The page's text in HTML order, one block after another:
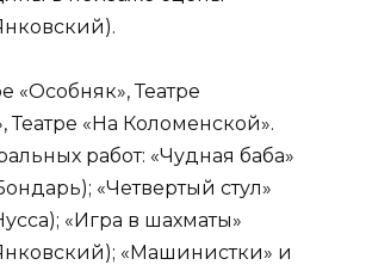
«Особняк», Театре
Театре «На Коломенской».
работ: «Чудная баба»
«Четвертый стул»
«Игра в шахматы»
«Машинистки» и